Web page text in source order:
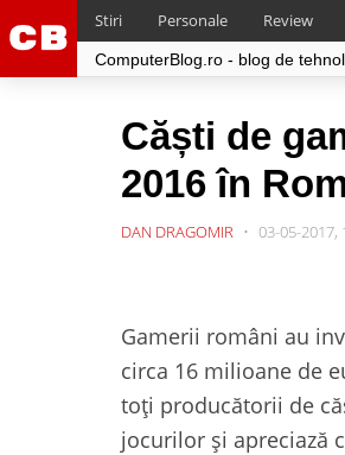
Stiri Personale Review
ComputerBlog.ro - blog de
Căști de
2016 în
DAN DRAGOMIR 03-05-2017,
Gamerii români au
circa 16 milioane de
toți producătorii de
jocurilor și apreciază